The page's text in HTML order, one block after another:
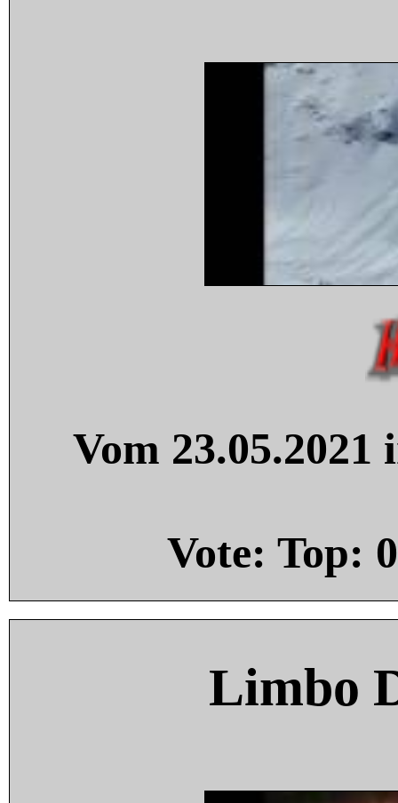
Vom
Vote: Top: 0
Limbo